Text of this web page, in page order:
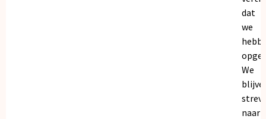
dat
we
We
naar